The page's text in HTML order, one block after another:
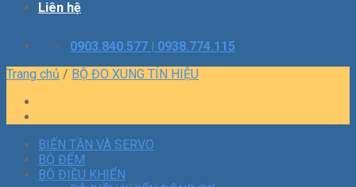
Liên hệ
0903.840.577 | 0938.774.115
Trang chủ / BỘ ĐO XUNG TÍN HIỆU
BIẾN TẦN VÀ SERVO
BỘ ĐẾM
BỘ ĐIỀU KHIỂN